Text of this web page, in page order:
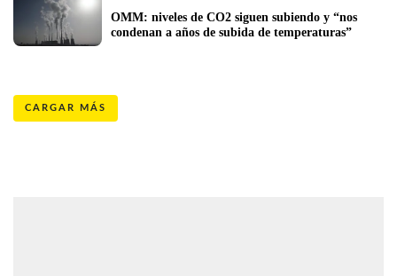
OMM: niveles de CO2 siguen subiendo y “nos
condenan a años de subida de temperaturas”
CARGAR MÁS